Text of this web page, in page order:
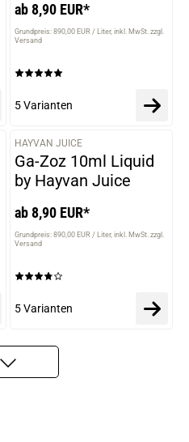
ab 8,90 EUR*
Grundpreis: 890,00 EUR / Liter inkl. MwSt. zzgl.
Versand
5 Varianten
VARIANTEN
HAYVAN JUICE
Ga-Zoz 10ml Liquid
by Hayvan Juice
ab 8,90 EUR*
Grundpreis: 890,00 EUR / Liter inkl. MwSt. zzgl.
Versand
5 Varianten